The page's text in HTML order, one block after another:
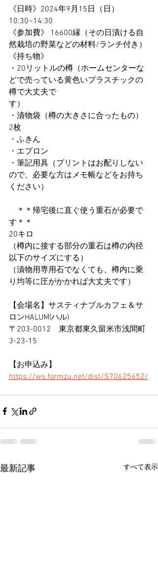
《日時》2024年9月15日（日）
10:30~14:30
《参加費》 16600縁（その日漬ける自
然栽培の野菜などの材料/ランチ付き）
《持ち物》
・20リットルの樽（ホームセンターな
どで売っている黄色いプラスチックの
樽で大丈夫で
す）
・漬物袋（樽の大きさに合ったもの）
2枚
・ふきん
・エプロン
・筆記用具（プリントはお配りしない
ので、必要な方はメモ帳などをお持ち
ください）
＊＊帰宅後に直ぐ使う重石が必要で
す＊＊
20キロ
（樽内に接する部分の重石は樽の内径
以下のサイズにする）
（漬物用専用石でなくても、樽内に乗
り均等に圧がかかれば大丈夫です）
【会場名】サスティナブルカフェ＆サ
ロンHALUM(ハル)
〒203-0012　東京都東久留米市浅間町
3-23-15
【お申込み】
https://ws.formzu.net/dist/S70625652/
最新記事 すべて表示